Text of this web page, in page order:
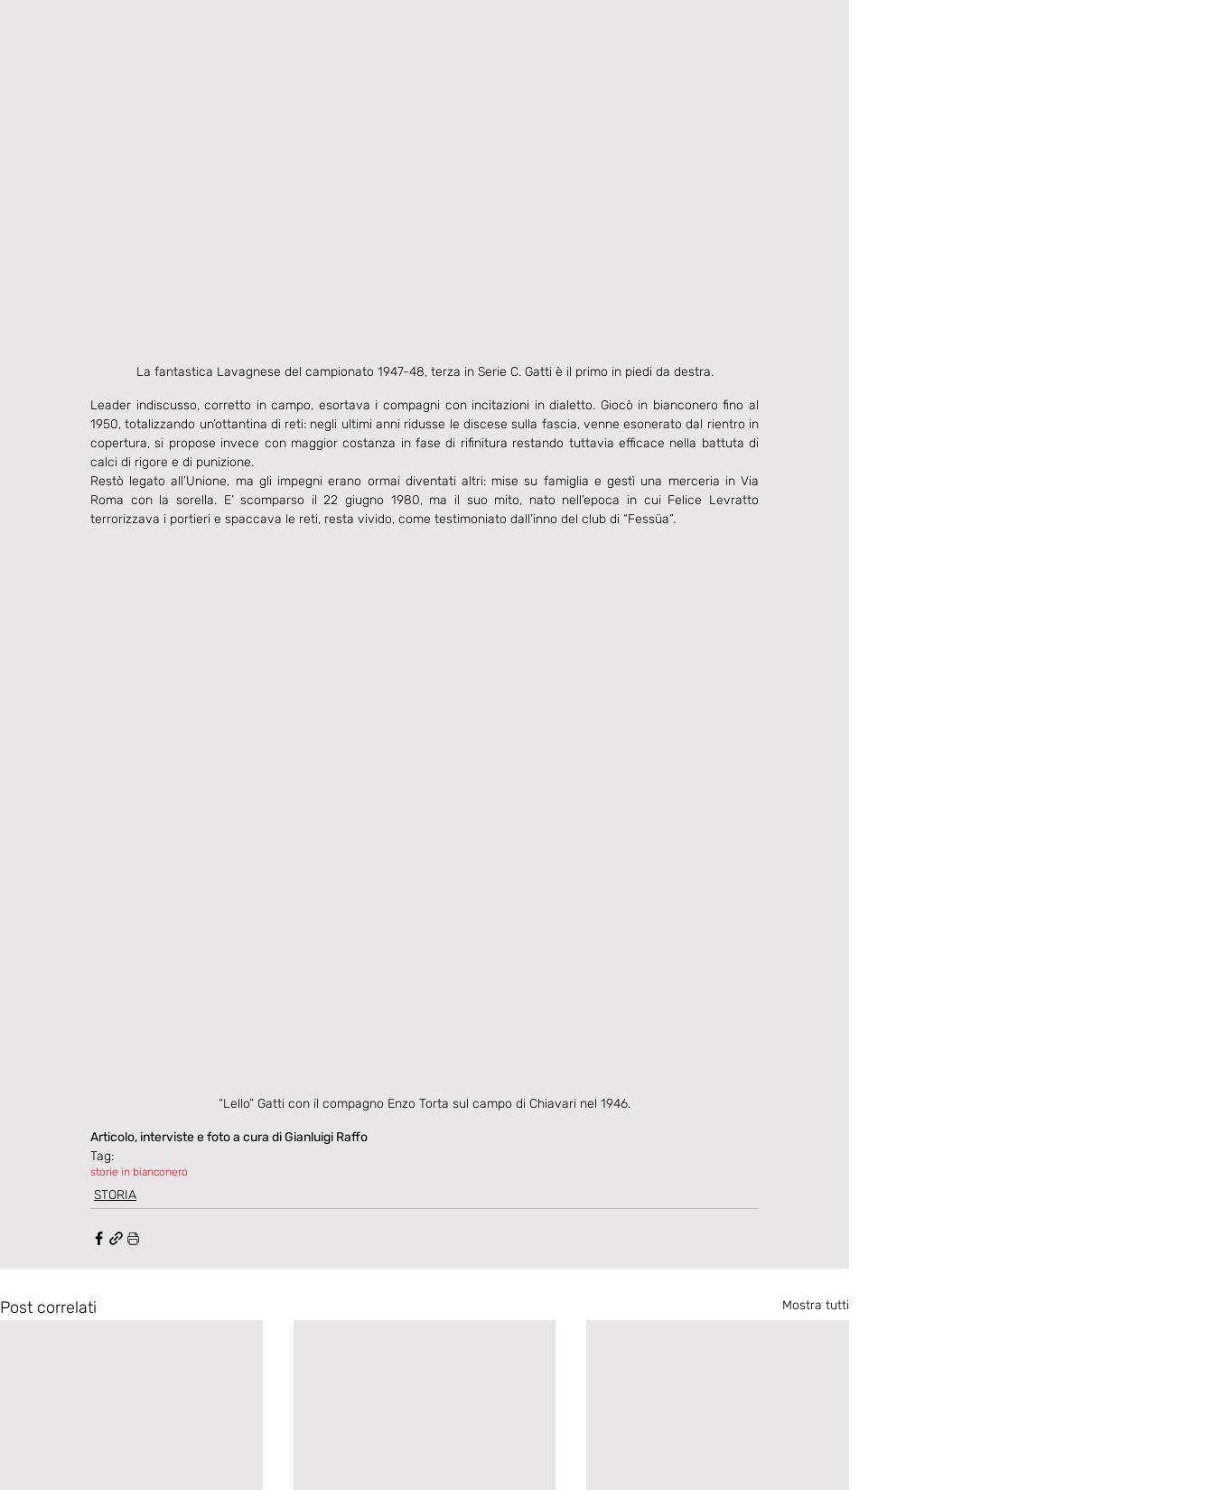
La fantastica Lavagnese del campionato 1947-48, terza in Serie C. Gatti è il primo in piedi da destra.
Leader indiscusso, corretto in campo, esortava i compagni con incitazioni in dialetto. Giocò in bianconero fino al
1950, totalizzando un’ottantina di reti: negli ultimi anni ridusse le discese sulla fascia, venne esonerato dal rientro in
copertura, si propose invece con maggior costanza in fase di rifinitura restando tuttavia efficace nella battuta di
calci di rigore e di punizione.
Restò legato all’Unione, ma gli impegni erano ormai diventati altri: mise su famiglia e gestì una merceria in Via
Roma con la sorella. E’ scomparso il 22 giugno 1980, ma il suo mito, nato nell’epoca in cui Felice Levratto
terrorizzava i portieri e spaccava le reti, resta vivido, come testimoniato dall’inno del club di “Fessüa”.
“Lello” Gatti con il compagno Enzo Torta sul campo di Chiavari nel 1946.
Articolo, interviste e foto a cura di Gianluigi Raffo
Tag:
storie in bianconero
STORIA
Post correlati Mostra tutti